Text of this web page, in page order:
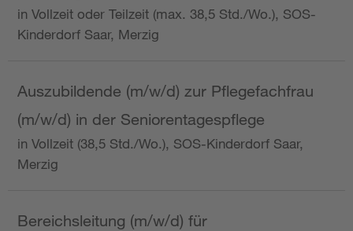
in Vollzeit oder Teilzeit (max. 38,5 Std./Wo.), SOS-
Kinderdorf Saar, Merzig
Auszubildende (m/w/d) zur Pflegefachfrau
(m/w/d) in der Seniorentagespflege
in Vollzeit (38,5 Std./Wo.), SOS-Kinderdorf Saar,
Merzig
Bereichsleitung (m/w/d) für